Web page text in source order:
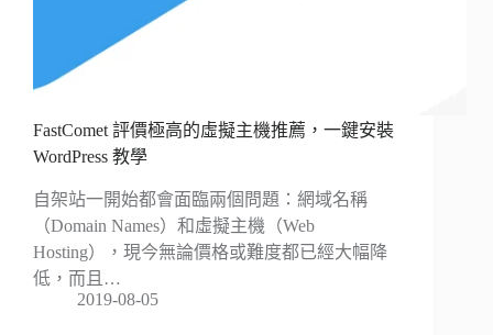
FastComet 評價極高的虛擬主機推薦，一鍵安裝
WordPress 教學
自架站一開始都會面臨兩個問題：網域名稱
（Domain Names）和虛擬主機（Web
Hosting），現今無論價格或難度都已經大幅降
低，而且…
2019-08-05